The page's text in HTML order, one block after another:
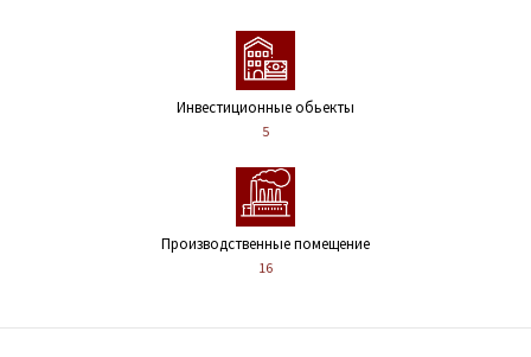
Инвестиционные обьекты
5
Производственные помещение
16